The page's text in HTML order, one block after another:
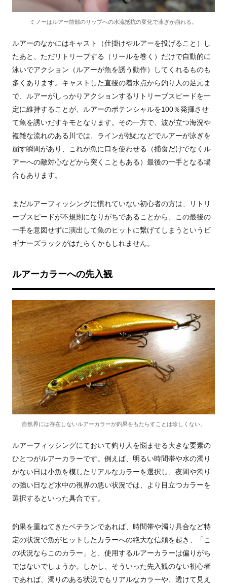
ミノーはルアー前部のリップへの水流抵抗の変化で泳ぎが崩れる。
ルアーのなかにはキャスト（仕掛けやルアーを投げること）し
たあと、ただリトリーブする（リールを巻く）だけで自動的に
泳いでアクション（ルアーが魚を誘う動作）してくれるものも
多くあります。キャストした直後の着水点から釣り人の足元ま
で、ルアーがしっかりアクションするリトリーブスピードを一
定に維持することが、ルアーのポテンシャルを100％発揮させ
て魚を誘いだすキモとなります。その一方で、波が立つ海況や
複雑な流れのある川では、ラインが弛むなどでルアーが泳ぎを
崩す瞬間があり、これが魚に口を使わせる（捕食だけでなくル
アーへの敵対心などから突くこともある）最後の一手となる場
合もあります。
まだルアーフィッシングに慣れていない初心者の方は、リトリ
ーブスピードが不規則になりがちであることから、この最後の
一手を意図せずに演出して魚のヒットに繋げてしまうというビ
ギナーズラックがはたらくかもしれません。
ルアーカラーへの先入観
自然界には存在しないルアーカラーが釣果をもたらすことは珍しくない。
ルアーフィッシングにておいて釣り人を悩ませる大きな要素の
ひとつがルアーカラーです。例えば、明るい時間帯や水の濁り
がない日は小魚を模したリアルなカラーを選択し、夜間や濁り
の強い日など水中の視界の悪い状況では、より目立つカラーを
選択するといった具合です。
釣果を重ねてきたベテランであれば、時間帯や濁り具合など特
定の状況で魚がヒットしたカラーへの絶大な信頼を起き、「こ
の状況ならこのカラー」と、使用するルアーカラーは偏りがち
ではないでしょうか。しかし、そういった先入観のない初心者
であれば、濁りのある状況でもリアルなカラーや、透けて見え